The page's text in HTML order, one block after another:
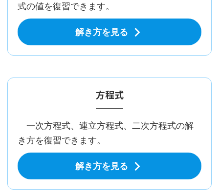
式の値を復習できます。
解き方を見る
方程式
一次方程式、連立方程式、二次方程式の解
き方を復習できます。
解き方を見る